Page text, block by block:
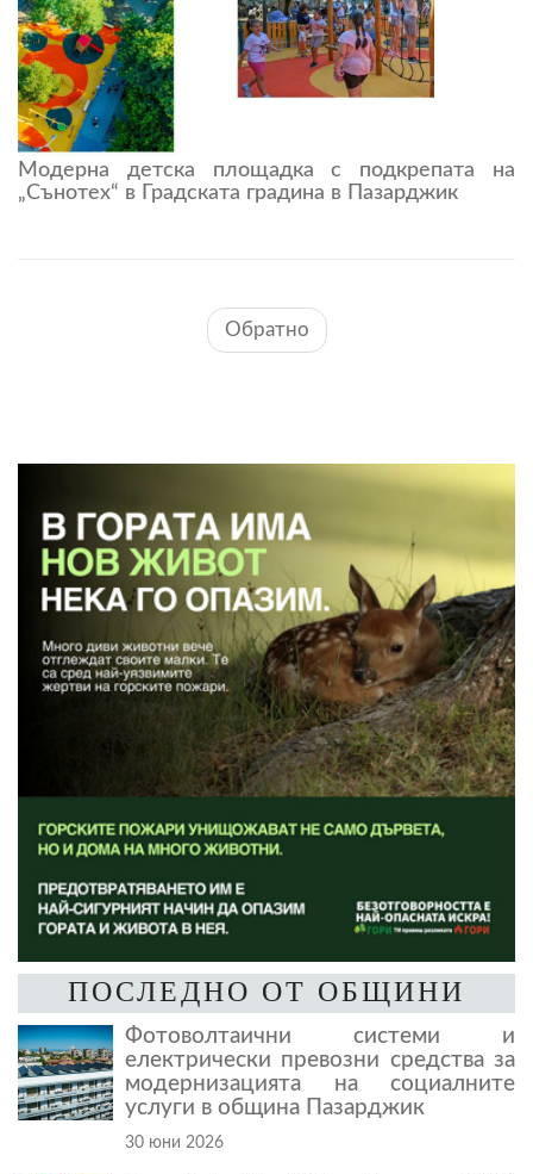
Модерна детска площадка с подкрепата на
„Сънотех“ в Градската градина в Пазарджик
Обратно
ПОСЛЕДНО ОТ ОБЩИНИ
Фотоволтаични системи и
електрически превозни средства за
модернизацията на социалните
услуги в община Пазарджик
30 юни 2026